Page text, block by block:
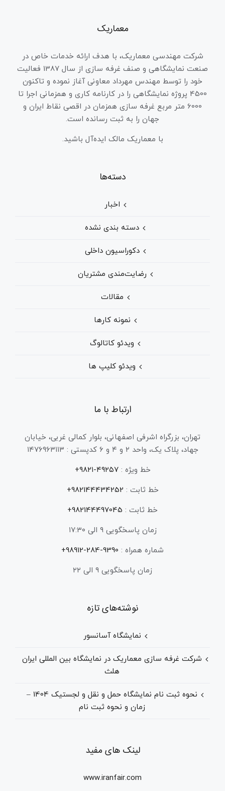
معماریک
شرکت مهندسی معماریک، با هدف ارائه خدمات خاص در
صنعت نمایشگاهی و صنف غرفه سازی از سال 1387 فعالیت
خود را توسط مهندس مهرداد معاونی آغاز نموده و تاکنون
4500 پروژه نمایشگاهی را در کارنامه کاری و همزمانی اجرا تا
6000 متر مربع غرفه سازی همزمان در اقصی نقاط ایران و
جهان را به ثبت رسانده است.
با معماریک مالک ایده‌آل باشید.
دسته‌ها
اخبار
دسته بندی نشده
دکوراسیون داخلی
رضایت‌مندی مشتریان
مقالات
نمونه کارها
ویدئو کاتالوگ
ویدئو کلیپ ها
ارتباط با ما
تهران، بزرگراه اشرفی اصفهانی، بلوار کمالی غربی، خیابان
جهاد، پلاک یک، واحد ۲ و ۴ و ۶ کدپستی : ۱۴۷۶۹۶۳۱۱۳
خط ویژه :۴۹۲۵۷-۹۸۲۱+
خط ثابت : 982144434252+
خط ثابت : 982144497045+
زمان پاسخگویی ۹ الی ۱۷:۳۰
شماره همراه : 9390-284-98912+
زمان پاسخگویی ۹ الی ۲۲
نوشته‌های تازه
نمایشگاه آسانسور
شرکت غرفه سازی معماریک در نمایشگاه بین المللی ایران
هلث
نحوه ثبت نام نمایشگاه حمل و نقل و لجستیک 1404 –
زمان و نحوه ثبت نام
لینک های مفید
www.iranfair.com